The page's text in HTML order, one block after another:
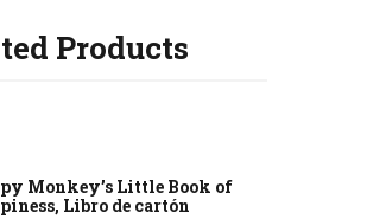
Products
Monkey’s Little Book of
Libro de cartón